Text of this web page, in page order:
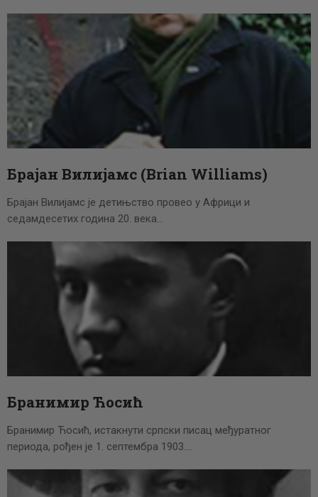
Брајан Вилијамс (Brian Williams)
Брајан Вилијамс је детињство провео у Африци и
седамдесетих година 20. века…
Бранимир Ћосић
Бранимир Ћосић, истакнути српски писац међуратног
периода, рођен је 1. септембра 1903.…